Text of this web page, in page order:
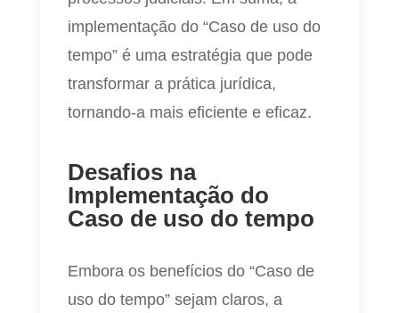
implementação do “Caso de uso do
tempo” é uma estratégia que pode
transformar a prática jurídica,
tornando-a mais eficiente e eficaz.
Desafios na
Implementação do
Caso de uso do tempo
Embora os benefícios do “Caso de
uso do tempo” sejam claros, a